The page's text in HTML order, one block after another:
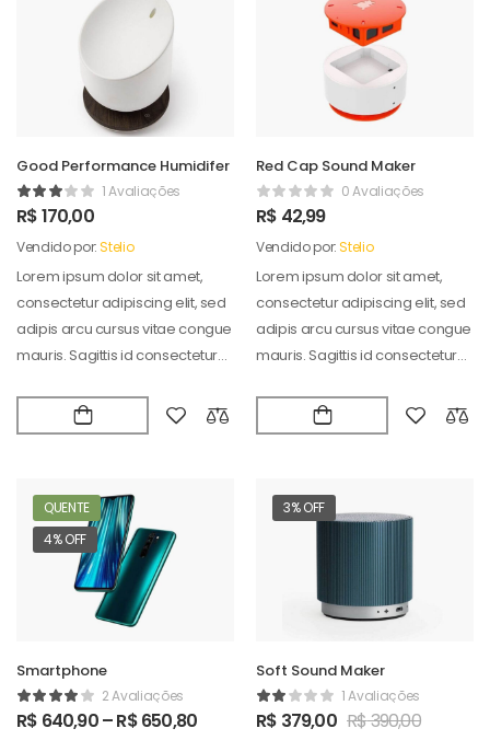
Good Performance Humidifer
1 Avaliações
R$170,00
Vendido por:Stelio
Lorem ipsum dolor sit amet,
consectetur adipiscing elit, sed
adipis arcu cursus vitae congue
mauris. Sagittis id consectetur
Red Cap Sound Maker
0 Avaliações
R$ 42,99
Vendido por:Stelio
Lorem ipsum dolor sit amet,
consectetur adipiscing elit, sed
adipis arcu cursus vitae congue
mauris. Sagittis id consectetur
QUENTE
4% OFF
Smartphone
2 Avaliações
R$ 640,90–R$650,80
3% OFF
Soft Sound Maker
1 Avaliações
R$ 379,00 R$390,00